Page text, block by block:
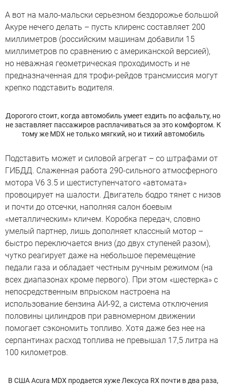
А вот на мало-мальски серьезном бездорожье большой
Акуре нечего делать – пусть клиренс составляет 200
миллиметров (российским машинам добавили 15
миллиметров по сравнению с американской версией),
но неважная геометрическая проходимость и не
предназначенная для трофи-рейдов трансмиссия могут
крепко подставить водителя.
Дорогого стоит, когда автомобиль умеет ездить по асфальту, но
не заставляет пассажиров расплачиваться за это комфортом. К
тому же MDX не только мягкий, но и тихий автомобиль
Подставить может и силовой агрегат – со штрафами от
ГИБДД. Слаженная работа 290-сильного атмосферного
мотора V6 3.5 и шестиступенчатого «автомата»
провоцирует на шалости. Двигатель бодро тянет с низов
и почти до отсечки, наполняя салон боевым
«металлическим» кличем. Коробка передач, словно
умелый партнер, лишь дополняет классный мотор –
быстро переключается вниз (до двух ступеней разом),
чутко реагирует даже на небольшое перемещение
педали газа и обладает честным ручным режимом (на
всех диапазонах кроме первого). При этом «шестерка» с
непосредственным впрыском настроена на
использование бензина АИ-92, а система отключения
половины цилиндров при равномерном движении
помогает сэкономить топливо. Хотя даже без нее на
серпантинах расход топлива не превышал 17,5 литра на
100 километров.
В США Acura MDX продается хуже Лексуса RX почти в два раза,